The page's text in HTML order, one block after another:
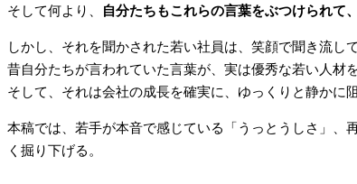
そして何より、
自分たちもこれらの言葉をぶつけられて
しかし、それを聞かされた若い社員は、笑顔で聞き流し
昔自分たちが言われていた言葉が、実は優秀な若い人材
そして、それは会社の成長を確実に、ゆっくりと静かに
本稿では、若手が本音で感じている「うっとうしさ」、
く掘り下げる。